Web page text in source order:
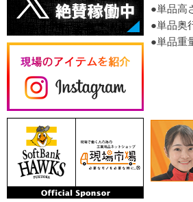
●単品高
●単品奥
●単品重